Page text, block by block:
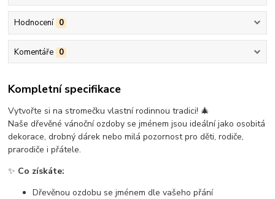
Hodnocení 0
Komentáře 0
Kompletní specifikace
Vytvořte si na stromečku vlastní rodinnou tradici! 🎄
Naše dřevěné vánoční ozdoby se jménem jsou ideální jako osobitá
dekorace, drobný dárek nebo milá pozornost pro děti, rodiče,
prarodiče i přátele.
✨ Co získáte:
Dřevěnou ozdobu se jménem dle vašeho přání